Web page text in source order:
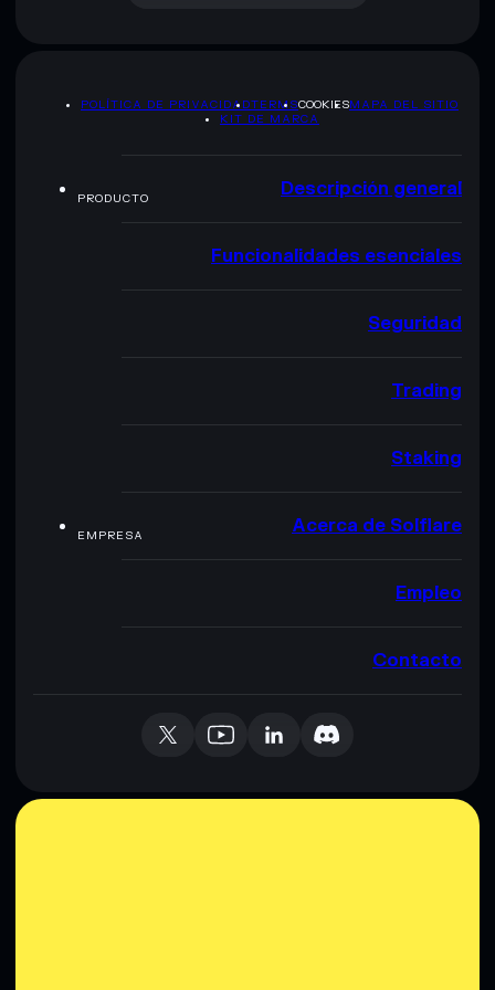
POLÍTICA DE PRIVACIDADTERMSCOOKIESMAPA DEL SITIO
KIT DE MARCA
PRODUCTO Descripción general
Funcionalidades esenciales
Seguridad
Trading
Staking
EMPRESA Acerca de Solflare
Empleo
Contacto